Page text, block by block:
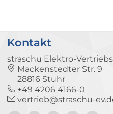
Kontakt
straschu Elektro-
Mackenstedter Str. 9
28816 Stuhr
+49 4206 4166-0
vertrieb@straschu-